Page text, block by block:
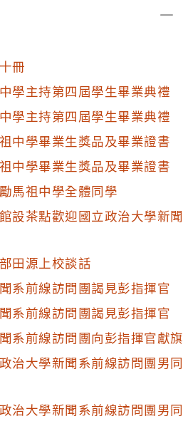
冊
學主持第四屆學生畢業典禮
學主持第四屆學生畢業典禮
中學畢業生獎品及畢業證書
中學畢業生獎品及畢業證書
馬祖中學全體同學
設茶點歡迎國立政治大學新聞
田源上校談話
系前線訪問團謁見彭指揮官
系前線訪問團謁見彭指揮官
系前線訪問團向彭指揮官獻旗
治大學新聞系前線訪問團男同
治大學新聞系前線訪問團男同